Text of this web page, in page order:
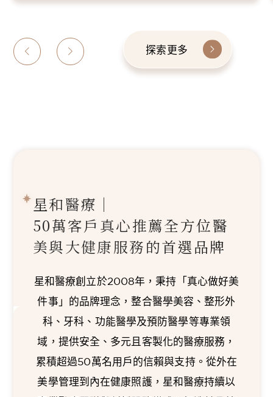
探索更多
星和醫療｜
50萬客戶真心推薦全方位醫
美與大健康服務的首選品牌
星和醫療創立於2008年，秉持「真心做好美
件事」的品牌理念，整合醫學美容、整形外
科、牙科、功能醫學及預防醫學等專業領
域，提供安全、多元且客製化的醫療服務，
累積超過50萬名用戶的信賴與支持。從外在
美學管理到內在健康照護，星和醫療持續以